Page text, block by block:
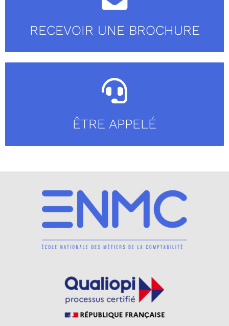
RECEVOIR UNE BROCHURE
ÊTRE APPELÉ